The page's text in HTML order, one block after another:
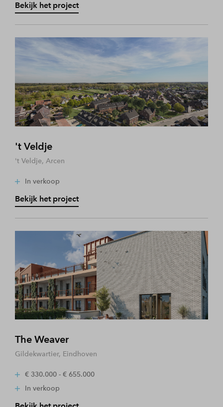
Bekijk het project
't Veldje
't Veldje, Arcen
In verkoop
Bekijk het project
The Weaver
Gildekwartier, Eindhoven
€ 330.000 - € 655.000
In verkoop